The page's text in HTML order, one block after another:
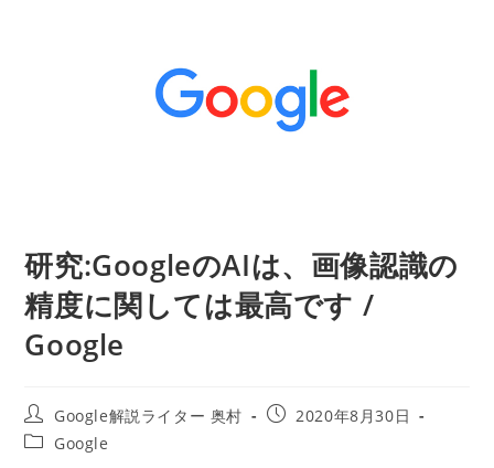
研究:GoogleのAIは、画像認識の
精度に関しては最高です /
Google
投
稿
者:
Google解説ライター 奥村
投
2020年8月30日
投
Google